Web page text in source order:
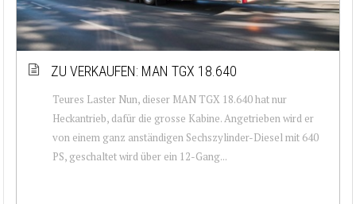
ZU VERKAUFEN: MAN TGX 18.640
Teures Laster Nun, dieser MAN TGX 18.640 hat nur
Heckantrieb, dafür die grosse Kabine. Angetrieben wird er
von einem ganz anständigen Sechszylinder-Diesel mit 640
PS, geschaltet wird über ein 12-Gang...